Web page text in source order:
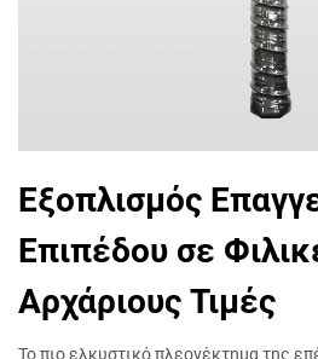
Εξοπλισμός
Επιπέδου σε
Αρχάριους Τιμές
Το πιο ελκυστικό πλεονέκτημα της